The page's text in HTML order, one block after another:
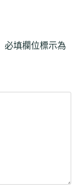
必填欄位標示為